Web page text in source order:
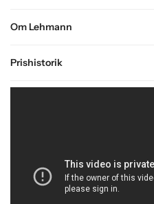
Om Lehmann
Prishistorik